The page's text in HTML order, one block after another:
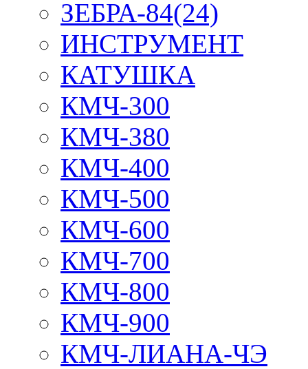
ЗЕБРА-84(24)
ИНСТРУМЕНТ
КАТУШКА
КМЧ-300
КМЧ-380
КМЧ-400
КМЧ-500
КМЧ-600
КМЧ-700
КМЧ-800
КМЧ-900
КМЧ-ЛИАНА-ЧЭ